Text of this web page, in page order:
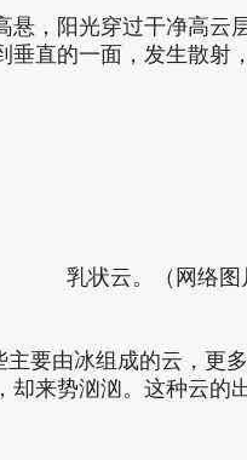
悬，阳光穿过干净高云
垂直的一面，发生散射
乳状云。（网络图
主要由冰组成的云，更
却来势汹汹。这种云的